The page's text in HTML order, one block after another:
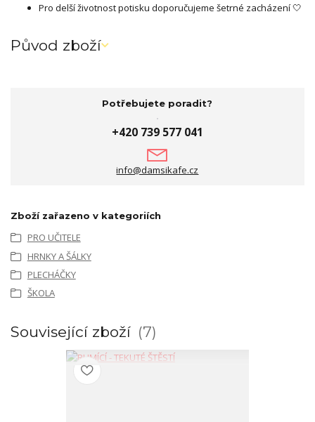
Pro delší životnost potisku doporučujeme šetrné zacházení 🤍
Původ zboží
Potřebujete poradit?
+420 739 577 041
info@damsikafe.cz
Zboží zařazeno v kategoriích
PRO UČITELE
HRNKY A ŠÁLKY
PLECHÁČKY
ŠKOLA
Související zboží 7